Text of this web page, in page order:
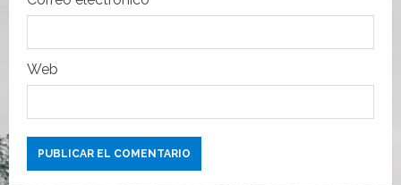
a
s
Web